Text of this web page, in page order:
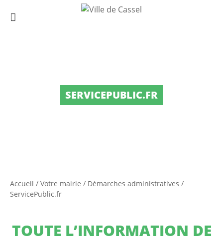
SERVICEPUBLIC.FR
Accueil / Votre mairie / Démarches administratives /
ServicePublic.fr
TOUTE L’INFORMATION DE